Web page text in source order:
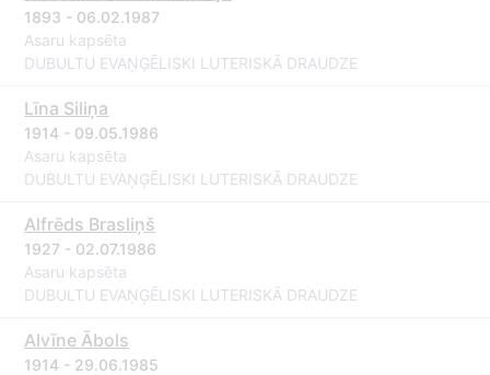
1893 - 06.02.1987
Asaru kapsēta
DUBULTU EVAŅĢĒLISKI LUTERISKĀ DRAUDZE
Līna Siliņa
1914 - 09.05.1986
Asaru kapsēta
DUBULTU EVAŅĢĒLISKI LUTERISKĀ DRAUDZE
Alfrēds Brasliņš
1927 - 02.07.1986
Asaru kapsēta
DUBULTU EVAŅĢĒLISKI LUTERISKĀ DRAUDZE
Alvīne Ābols
1914 - 29.06.1985